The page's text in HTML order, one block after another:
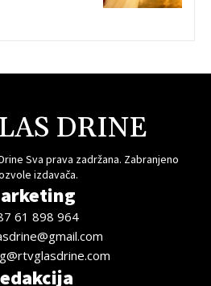
DRINE
Sva prava zadržana. Zabranjeno
izdavača.
61 898 964